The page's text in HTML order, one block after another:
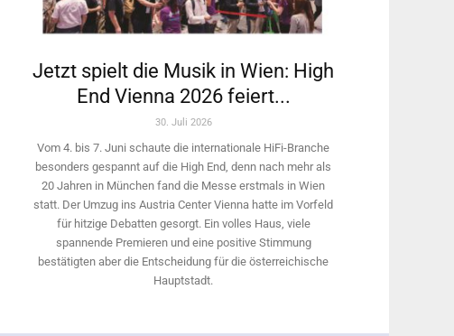
Jetzt spielt die Musik in Wien: High
End Vienna 2026 feiert...
30. Juli 2026
Vom 4. bis 7. Juni schaute die internationale HiFi-Branche
besonders gespannt auf die High End, denn nach mehr als
20 Jahren in München fand die Messe erstmals in Wien
statt. Der Umzug ins Austria Center Vienna hatte im Vorfeld
für hitzige Debatten gesorgt. Ein volles Haus, viele
spannende Premieren und eine positive Stimmung
bestätigten aber die Entscheidung für die österreichische
Hauptstadt.